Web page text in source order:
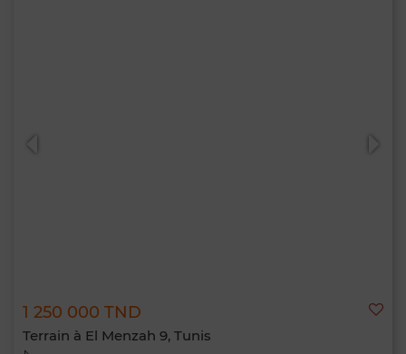
1 250 000 TND
Terrain à El Menzah 9, Tunis